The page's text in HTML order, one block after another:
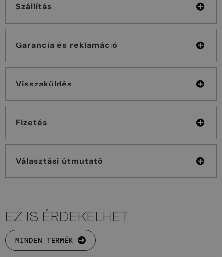
Szállítás
Garancia és reklamáció
Visszaküldés
Fizetés
Választási útmutató
EZ IS ÉRDEKELHET
MINDEN TERMÉK